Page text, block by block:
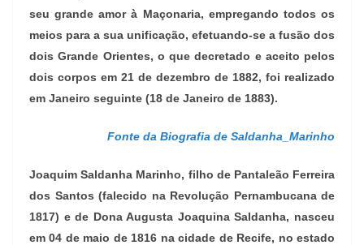
seu grande amor à Maçonaria, empregando todos os
meios para a sua unificação, efetuando-se a fusão dos
dois Grande Orientes, o que decretado e aceito pelos
dois corpos em 21 de dezembro de 1882, foi realizado
em Janeiro seguinte (18 de Janeiro de 1883).
Fonte da Biografia de Saldanha_Marinho
Joaquim Saldanha Marinho, filho de Pantaleão Ferreira
dos Santos (falecido na Revolução Pernambucana de
1817) e de Dona Augusta Joaquina Saldanha, nasceu
em 04 de maio de 1816 na cidade de Recife, no estado